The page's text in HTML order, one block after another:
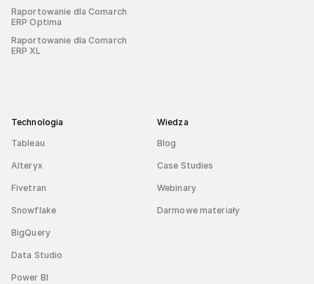
Raportowanie dla Comarch
ERP Optima
Raportowanie dla Comarch
ERP XL
Technologia
Tableau
Alteryx
Fivetran
Snowflake
BigQuery
Data Studio
Power BI
Wiedza
Blog
Case Studies
Webinary
Darmowe materiały